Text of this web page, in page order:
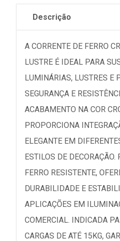
Descrição
A CORRENTE DE FERRO
LUSTRE É IDEAL PARA
LUMINÁRIAS, LUSTRES E
SEGURANÇA E
ACABAMENTO NA COR
PROPORCIONA
ELEGANTE EM
ESTILOS DE DECORAÇÃO.
FERRO RESISTENTE,
DURABILIDADE E
APLICAÇÕES EM
COMERCIAL. INDICADA
CARGAS DE ATÉ 15KG,